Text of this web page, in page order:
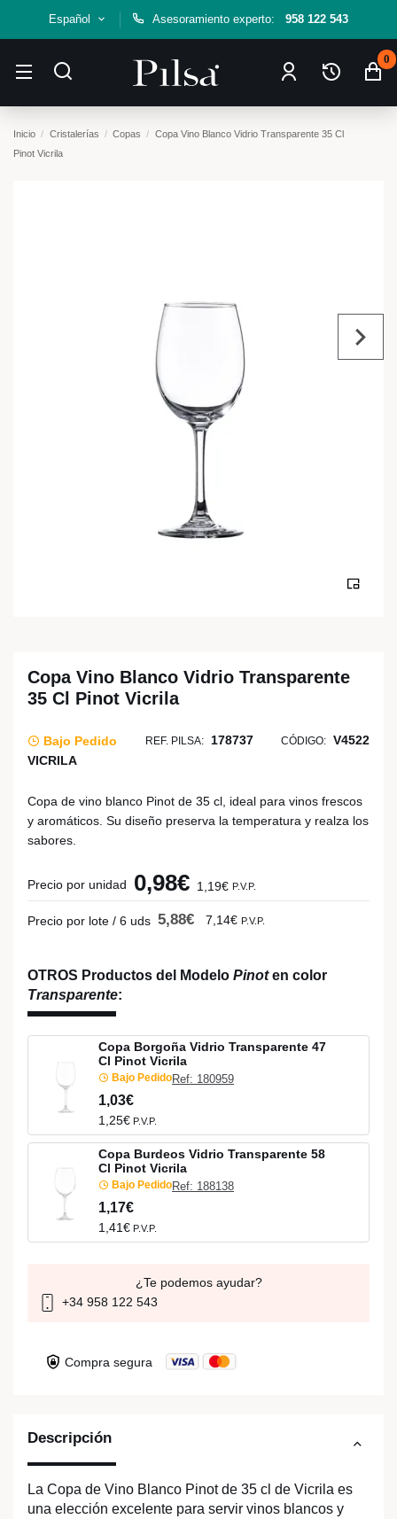
Español Asesoramiento experto: 958 122 543
0
Inicio Cristalerías Copas
Copa Vino Blanco Vidrio Transparente 35 Cl
Pinot Vicrila
Descripción
La Copa de Vino Blanco Pinot de 35 cl de Vicrila es
una elección excelente para servir vinos blancos y
Copa Vino Blanco Vidrio Transparente
35 Cl Pinot Vicrila
Bajo Pedido REF. PILSA: 178737 CÓDIGO: V4522
VICRILA
Copa de vino blanco Pinot de 35 cl, ideal para vinos frescos
y aromáticos. Su diseño preserva la temperatura y realza los
sabores.
Precio por unidad 0,98€ 1,19€ P.V.P.
Precio por lote / 6 uds 5,88€ 7,14€ P.V.P.
OTROS Productos del Modelo Pinoten color
Transparente:
Copa Borgoña Vidrio Transparente 47
Cl Pinot Vicrila
Bajo PedidoRef: 180959
1,03€
1,25€ P.V.P.
Copa Burdeos Vidrio Transparente 58
Cl Pinot Vicrila
Bajo PedidoRef: 188138
1,17€
1,41€ P.V.P.
¿Te podemos ayudar?
+34 958 122 543
Compra segura